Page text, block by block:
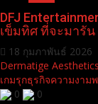
DFJ
เข็มทิศ ที่จะมารัน
18 กุมภาพันธ์ 2026
Dermatige
เกมรุกธุรกิจความงา
0
0